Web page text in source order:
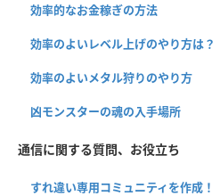
効率的なお金稼ぎの方法
効率のよいレベル上げのやり方は？
効率のよいメタル狩りのやり方
凶モンスターの魂の入手場所
通信に関する質問、お役立ち
すれ違い専用コミュニティを作成！